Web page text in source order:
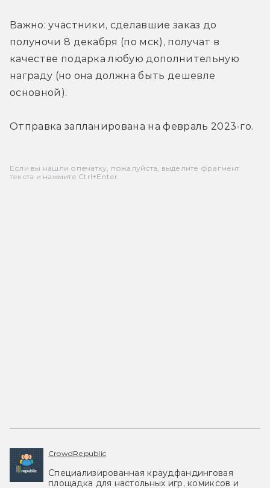
Важно: участники, сделавшие заказ до
полуночи 8 декабря (по мск), получат в
качестве подарка любую дополнительную
награду (но она должна быть дешевле
основной).
Отправка запланирована на февраль 2023-го.
Если вы нашли опечатку, пожалуйста, выделите фрагмент
текста и нажмите Ctrl+Enter.
CrowdRepublic
Специализированная краудфандинговая
площадка для настольных игр, комиксов и